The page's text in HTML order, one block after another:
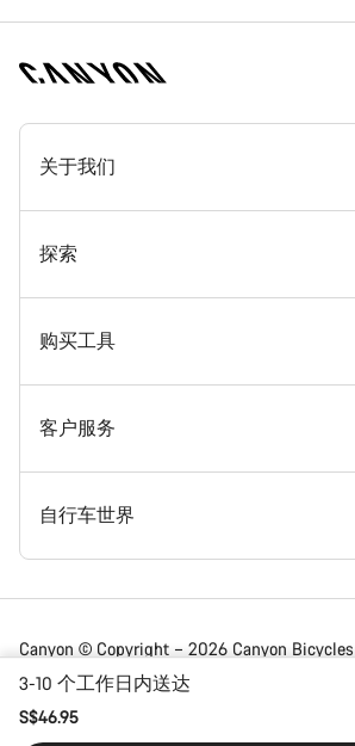
3-10 个工作日内送达
S$46.95
[footer.linksList.title]
关于我们
奖项
在 Canyon 工作
Canyon 新闻发布室
条款和条件
法律披露
数据保护声明
探索
新闻和故事
提示和建议
Canyon Home Koblenz
会员礼遇
Canyon App
购买工具
找到您梦寐以求的 Canyon 自行车
现货自行车
找到您的 Canyon 尺寸
自行车对比
客户服务
支持中心
服务网点
送货
自行车世界
公路车
砾石车
Canyon © Copyright – 2026 Canyon Bicycles
GmbH – 保留所有权利